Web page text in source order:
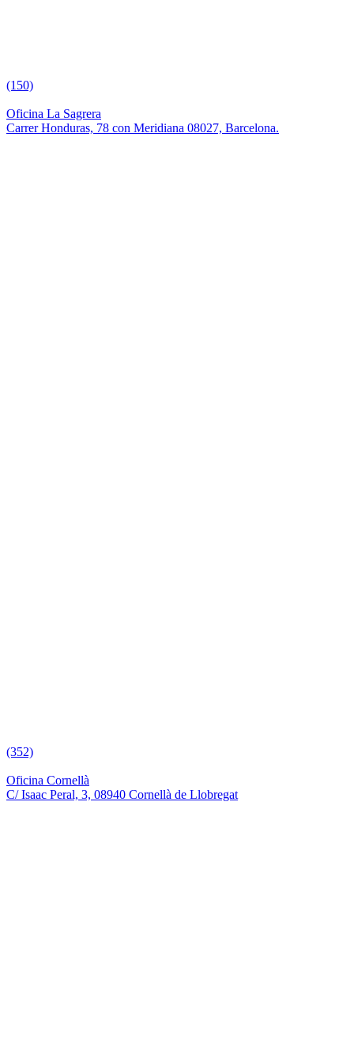
(150)
Oficina La Sagrera
Carrer Honduras, 78 con Meridiana 08027, Barcelona.
(352)
Oficina Cornellà
C/ Isaac Peral, 3, 08940 Cornellà de Llobregat